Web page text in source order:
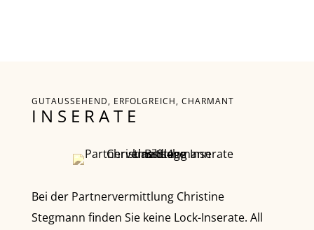
GUTAUSSEHEND, ERFOLGREICH, CHARMANT
INSERATE
Bei der Partnervermittlung Christine
Stegmann finden Sie keine Lock-Inserate. All